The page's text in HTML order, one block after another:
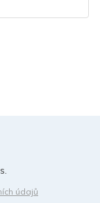
údajů